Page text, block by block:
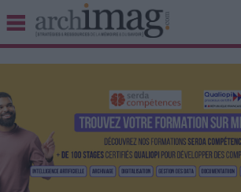
BIBLIOTHÈQUE ÉDITION
UNIVERS DATA
TRAVAIL COLLABORATIF
VIE NUMÉRIQUE
NUMÉRIQUE RESPONSABLE